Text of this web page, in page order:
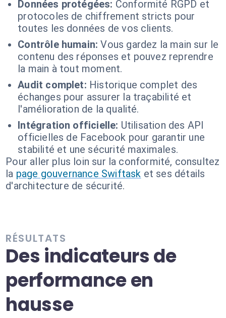
Données protégées: Conformité RGPD et
protocoles de chiffrement stricts pour
toutes les données de vos clients.
Contrôle humain: Vous gardez la main sur le
contenu des réponses et pouvez reprendre
la main à tout moment.
Audit complet: Historique complet des
échanges pour assurer la traçabilité et
l'amélioration de la qualité.
Intégration officielle: Utilisation des API
officielles de Facebook pour garantir une
stabilité et une sécurité maximales.
Pour aller plus loin sur la conformité, consultez
la page gouvernance Swiftask et ses détails
d'architecture de sécurité.
RÉSULTATS
Des indicateurs de
performance en
hausse